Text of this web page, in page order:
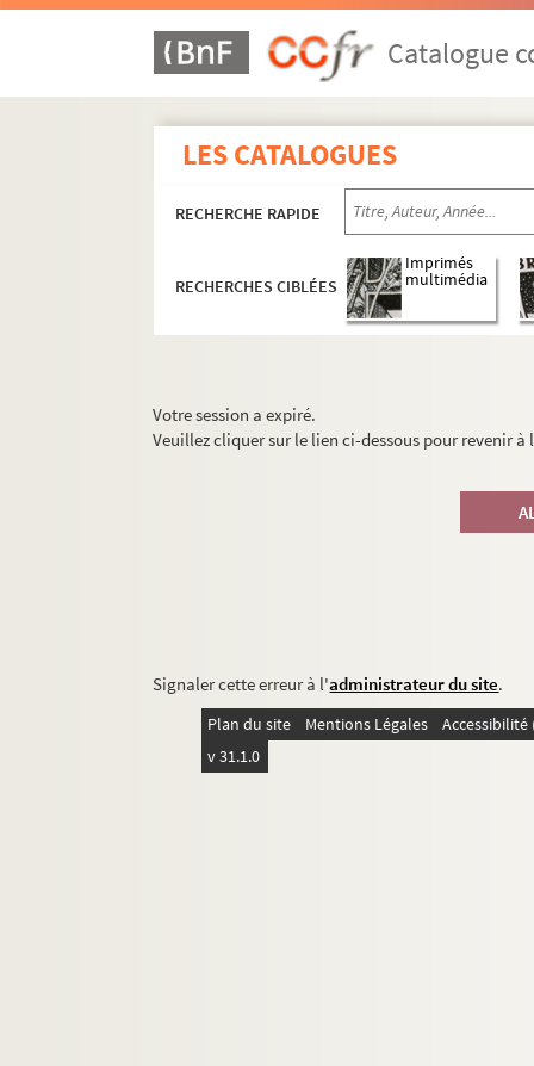
Catalogue
LES CATALOGUES
RECHERCHE RAPIDE
RECHERCHES CIBLÉES
Imprimés
multimédia
Votre session a expiré.
Veuillez cliquer sur le lien ci-dessous pour revenir
Signaler cette erreur à l'administrateur du site.
Plan du site Mentions Légales
v 31.1.0